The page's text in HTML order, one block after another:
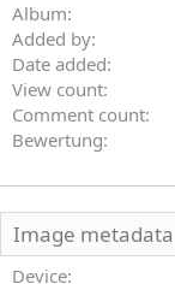
Album
Added by
Date added
View count
Comment count
Bewertung
Image metadata
Device